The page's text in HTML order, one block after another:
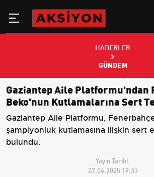
HABERLER
GÜNDEM
Gaziantep Aile Platformu'ndan
Beko'nun Kutlamalarına Sert
Gaziantep Aile Platformu,
şampiyonluk kutlamasına ilişkin sert
bulundu.
Yayın Tarihi:
27.06.2025 19:33